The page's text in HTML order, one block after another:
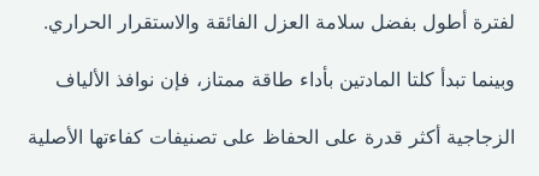
لفترة أطول بفضل سلامة العزل الفائقة والاستقرار الحراري.
وبينما تبدأ كلتا المادتين بأداء طاقة ممتاز، فإن نوافذ الألياف
الزجاجية أكثر قدرة على الحفاظ على تصنيفات كفاءتها الأصلية